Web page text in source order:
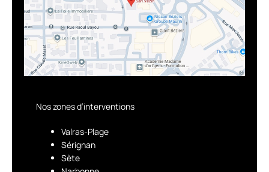
Nos zones d’interventions
Valras-Plage
Sérignan
Sète